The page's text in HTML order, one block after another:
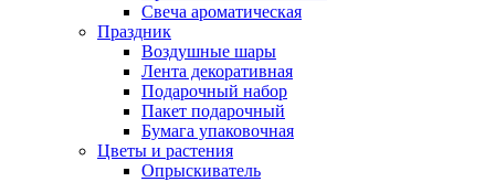
Свеча ароматическая
Праздник
Воздушные шары
Лента декоративная
Подарочный набор
Пакет подарочный
Бумага упаковочная
Цветы и растения
Опрыскиватель